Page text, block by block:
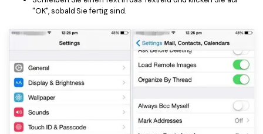
"OK", sobald Sie fertig sind.